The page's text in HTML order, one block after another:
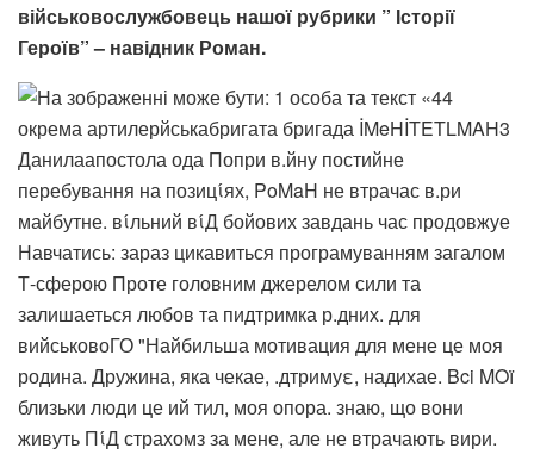
військовослужбовець нашої рубрики ” Історії
Героїв” – навідник Роман.